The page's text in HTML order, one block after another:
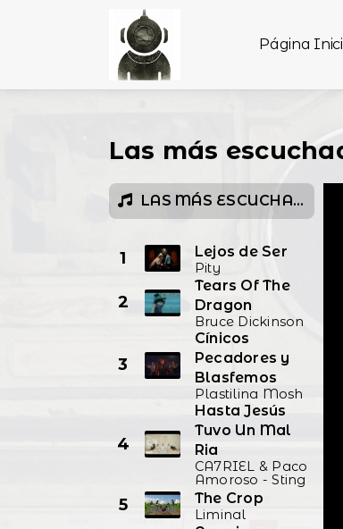
Página
Las más
LAS MÁS ESCUCHADAS
1 Lejos de Ser
Pity
2
Tears Of The
Dragon
Bruce Dickinson
3
Cínicos
Pecadores y
Blasfemos
Plastilina Mosh
4
Hasta Jesús
Tuvo Un Mal
Ria
CA7RIEL & Paco
Amoroso - Sting
5 The Crop
Liminal